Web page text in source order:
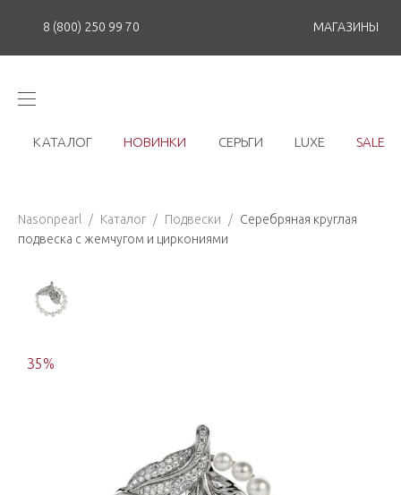
8 (800) 250 99 70 МАГАЗИНЫ
КАТАЛОГ НОВИНКИ СЕРЬГИ LUXE SALE
Nasonpearl / Каталог / Подвески / Серебряная круглая
подвеска с жемчугом и циркониями
35%